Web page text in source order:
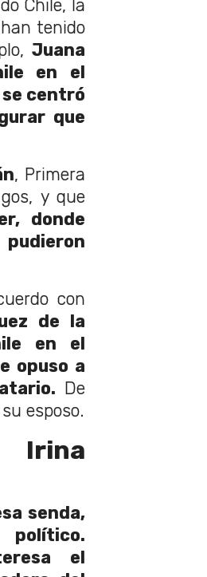
Chile, la
tenido
Juana
en el
se centró
que
, Primera
y que
donde
con
de la
en el
opuso a
De
esposo.
Irina
senda,
el